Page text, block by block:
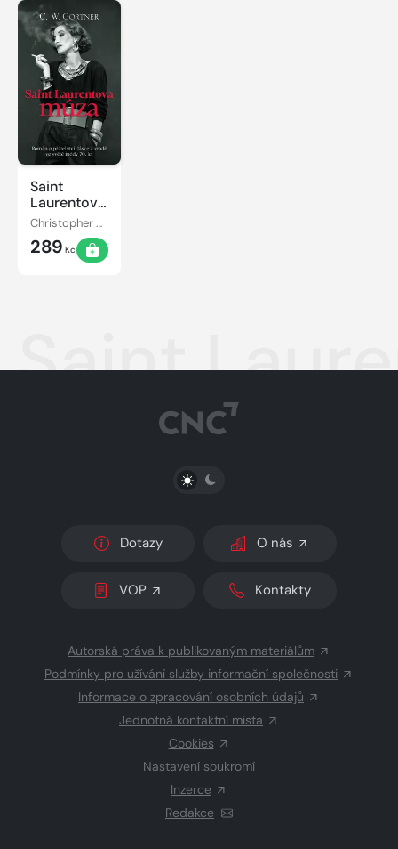
Saint
Laurentova
múza
Christopher W. Gortner
289 Kč
Saint
PŘEPNOUT SVĚTLÝ/TMAVÝ REŽIM
Dotazy O nás
VOP Kontakty
Autorská práva k publikovaným materiálům
Podmínky pro užívání služby informační společnosti
Informace o zpracování osobních údajů
Jednotná kontaktní místa
Cookies
Nastavení soukromí
Inzerce
Redakce